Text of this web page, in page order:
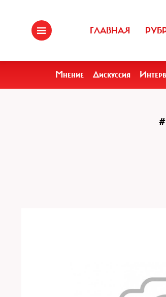
ГЛАВНАЯ
Мнение Дискуссия